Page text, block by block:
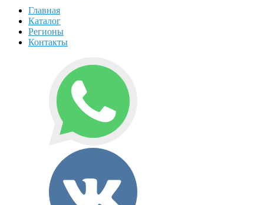
Главная
Каталог
Регионы
Контакты